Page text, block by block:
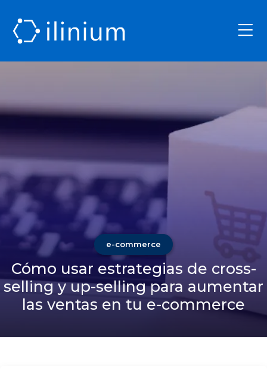
e-commerce
Cómo usar estrategias de cross-
selling y up-selling para aumentar
las ventas en tu e-commerce